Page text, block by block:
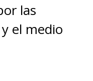
las
el medio